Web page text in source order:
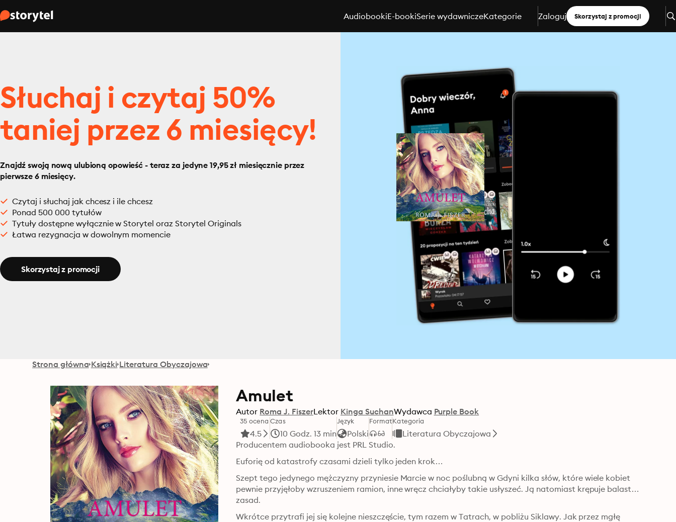
AudiobookiE-bookiSerie wydawniczeKategorie Zaloguj Skorzystaj z promocji
Słuchaj i czytaj 50%
taniej przez 6 miesięcy!
Znajdź swoją nową ulubioną opowieść - teraz za jedyne 19,95 zł miesięcznie przez
pierwsze 6 miesięcy.
Czytaj i słuchaj jak chcesz i ile chcesz
Ponad 500 000 tytułów
Tytuły dostępne wyłącznie w Storytel oraz Storytel Originals
Łatwa rezygnacja w dowolnym momencie
Skorzystaj z promocji
Strona główna Książki Literatura Obyczajowa
Amulet
Autor Roma J. FiszerLektor Kinga SuchanWydawca Purple Book
35 ocena
4.5
Czas
10 Godz. 13 min
Język
Polski
FormatKategoria
Literatura Obyczajowa
Euforię od katastrofy czasami dzieli tylko jeden krok…
Szept tego jedynego mężczyzny przyniesie Marcie w noc poślubną w Gdyni kilka słów, które wiele kobiet
pewnie przyjęłoby wzruszeniem ramion, inne wręcz chciałyby takie usłyszeć. Ją natomiast krępuje balast…
zasad.
Wkrótce przytrafi jej się kolejne nieszczęście, tym razem w Tatrach, w pobliżu Siklawy. Jak przez mgłę